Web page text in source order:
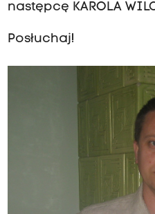
następcę KAROLA
Posłuchaj!